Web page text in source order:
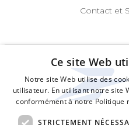
Contact et
Ce site Web
Notre site Web utilise des
utilisateur. En utilisant notre site
conformément à notre Politique
STRICTEMENT